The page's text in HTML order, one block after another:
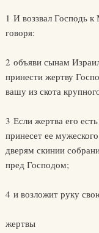
1 И воззвал Господь
говоря:
2 объяви сынам
принести жертву
вашу из скота
3 Если жертва его
принесет ее
дверям скинии
пред Господом;
4 и возложит руку
жертвы